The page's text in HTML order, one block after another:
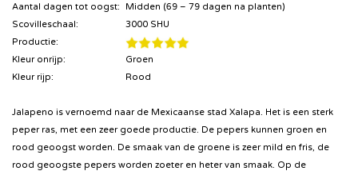
Aantal dagen tot oogst:
Midden (69 – 79 dagen na planten)
Scovilleschaal:
3000 SHU
Productie:
Kleur onrijp:
Groen
Kleur rijp:
Rood
Jalapeno is vernoemd naar de Mexicaanse stad Xalapa. Het is een sterk
peper ras, met een zeer goede productie. De pepers kunnen groen en
rood geoogst worden. De smaak van de groene is zeer mild en fris, de
rood geoogste pepers worden zoeter en heter van smaak. Op de